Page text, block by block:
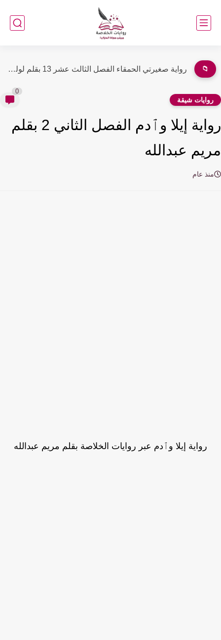
📁 رواية منعطف خطر الفصل التاسع والخمسون 59 بقلم ملك ابراهيم
شيقة
رواية إيلا وٱدم الفصل الثاني 2 بقلم
عبدالله
عام
رواية إيلا وٱدم عبر روايات الخلاصة بقلم مريم عبدالله